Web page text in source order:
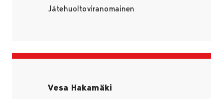
Jätehuoltoviranomainen
Vesa Hakamäki